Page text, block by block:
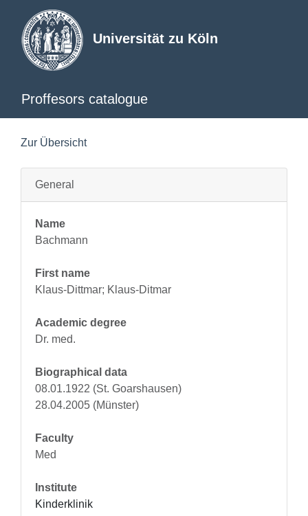
Universität zu Köln
Proffesors catalogue
Zur Übersicht
General
Name
Bachmann
First name
Klaus-Dittmar; Klaus-Ditmar
Academic degree
Dr. med.
Biographical data
08.01.1922 (St. Goarshausen)
28.04.2005 (Münster)
Faculty
Med
Institute
Kinderklinik